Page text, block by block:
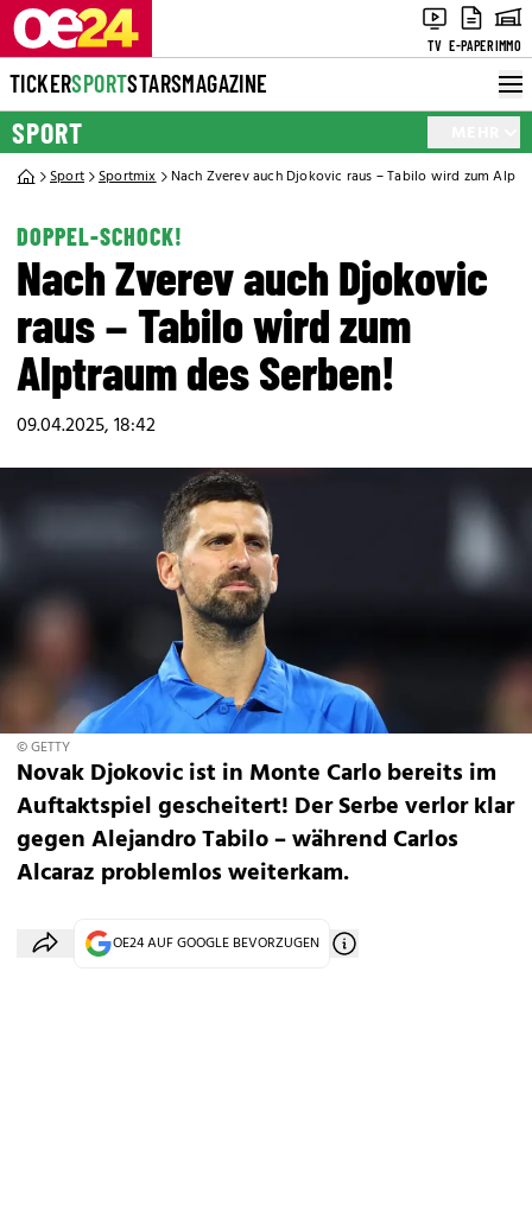
TV E-PAPERIMMO
TICKERSPORTSTARSMAGAZINE
SPORT
Sport Sportmix Nach Zverev auch Djokovic raus – Tabilo wird zum
DOPPEL-SCHOCK!
Nach Zverev auch Djokovic
raus – Tabilo wird zum
Alptraum des Serben!
09.04.2025, 18:42
© GETTY
Novak Djokovic ist in Monte Carlo bereits im
Auftaktspiel gescheitert! Der Serbe verlor klar
gegen Alejandro Tabilo – während Carlos
Alcaraz problemlos weiterkam.
OE24 AUF GOOGLE BEVORZUGEN